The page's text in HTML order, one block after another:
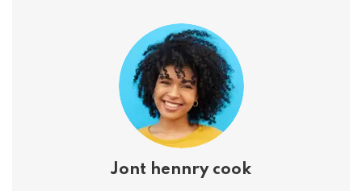
Jont hennry cook